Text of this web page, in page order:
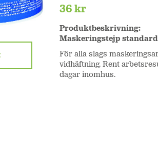
36 kr
Produktbeskrivning:
Maskeringstejp
För alla slags
vidhäftning. Rent
dagar inomhus.